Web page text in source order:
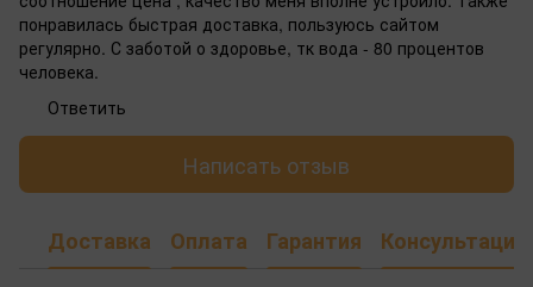
понравилась быстрая доставка, пользуюсь сайтом
регулярно. С заботой о здоровье, тк вода - 80 процентов
человека.
Ответить
Написать отзыв
Доставка Оплата Гарантия Консультация